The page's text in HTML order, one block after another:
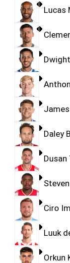
Lucas
Daley
Dusan
Ciro
Luuk
Orkun